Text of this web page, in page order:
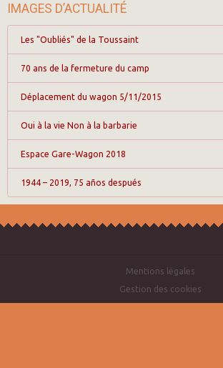
IMAGES D’ACTUALITÉ
Les "Oubliés" de la Toussaint
70 ans de la fermeture du camp
Déplacement du wagon 5/11/2015
Oui à la vie Non à la barbarie
Espace Gare-Wagon 2018
1944 – 2019, 75 años después
Mentions légales
Gestion des cookies